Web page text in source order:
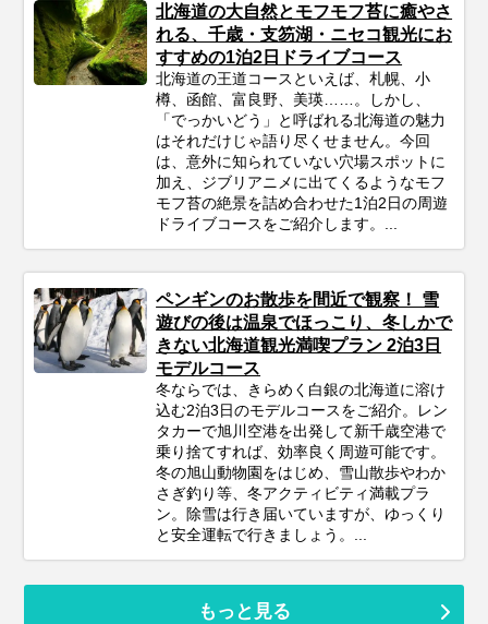
北海道の大自然とモフモフ苔に癒やさ
れる、千歳・支笏湖・ニセコ観光にお
すすめの1泊2日ドライブコース
北海道の王道コースといえば、札幌、小
樽、函館、富良野、美瑛……。しかし、
「でっかいどう」と呼ばれる北海道の魅力
はそれだけじゃ語り尽くせません。今回
は、意外に知られていない穴場スポットに
加え、ジブリアニメに出てくるようなモフ
モフ苔の絶景を詰め合わせた1泊2日の周遊
ドライブコースをご紹介します。...
ペンギンのお散歩を間近で観察！ 雪
遊びの後は温泉でほっこり、冬しかで
きない北海道観光満喫プラン 2泊3日
モデルコース
冬ならでは、きらめく白銀の北海道に溶け
込む2泊3日のモデルコースをご紹介。レン
タカーで旭川空港を出発して新千歳空港で
乗り捨てすれば、効率良く周遊可能です。
冬の旭山動物園をはじめ、雪山散歩やわか
さぎ釣り等、冬アクティビティ満載プラ
ン。除雪は行き届いていますが、ゆっくり
と安全運転で行きましょう。...
もっと見る